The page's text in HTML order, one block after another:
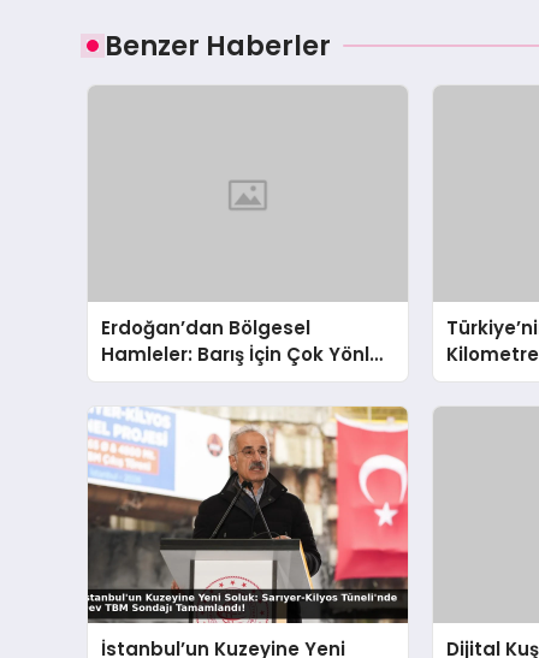
Benzer Haberler
Erdoğan’dan Bölgesel
Hamleler: Barış İçin Çok Yönlü
Diplomasi
Yollar ve
İstanbul’un Kuzeyine Yeni Dijital